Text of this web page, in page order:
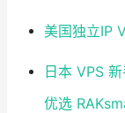
美国独立IP
日本 VPS
优选